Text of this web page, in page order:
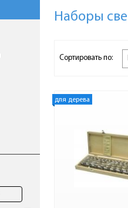
Наборы
Сортировать по:
для дерева